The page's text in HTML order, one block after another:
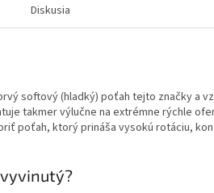
Diskusia
softový (hladký) poťah tejto značky a
takmer výlučne na extrémne rýchle
poťah, ktorý prináša vysokú rotáciu,
vyvinutý?